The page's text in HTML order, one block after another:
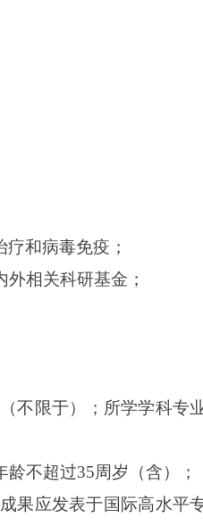
和病毒免疫；
相关科研基金；
不限于）；所学学科专
不超过35周岁（含）；
果应发表于国际高水平